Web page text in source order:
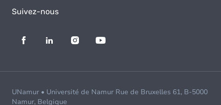
Suivez-nous
UNamur • Université de Namur Rue de Bruxelles 61, B-5000
Namur, Belgique